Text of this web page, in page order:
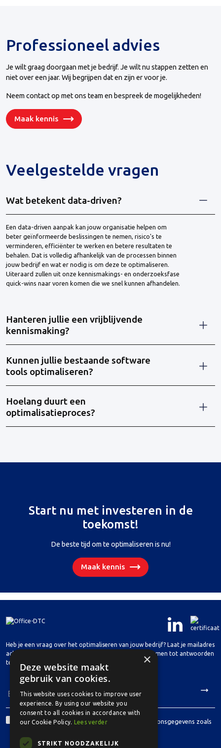
Professioneel advies
Je wilt graag doorgaan met je bedrijf. Je wilt nu stappen zetten en
niet over een jaar. Wij begrijpen dat en zijn er voor je.
Neem contact op met ons team en bespreek de mogelijkheden!
Maak kennis
Veelgestelde vragen
Wat betekent data-driven?
Een data-driven aanpak kan jouw organisatie helpen om
beter geïnformeerde beslissingen te nemen, risico's te
verminderen, efficiënter te werken en betere resultaten te
behalen. Dat is volledig afhankelijk van de processen binnen
jouw bedrijf en wat er nodig is om deze te optimaliseren.
Uiteraard zullen uit onze kennismakings- en onderzoeksfase
quick-wins naar voren komen die we snel kunnen afhandelen.
Hanteren jullie een vrijblijvende
kennismaking?
Kunnen jullie bestaande software
tools optimaliseren?
Hoelang duurt een
optimalisatieproces?
Start nu met investeren in de
toekomst!
De beste tijd om te optimaliseren is nu!
Maak kennis
Heb je een vraag over het optimaliseren van jouw bedrijf? Laat je mailadres
achter en we nemen spoedig contact met je op om samen tot antwoorden
te komen.
Toestemming
Ik ga akkoord met de verwerking van mijn persoonsgegevens zoals
×
Deze website maakt
gebruik van cookies.
This website uses cookies to improve user
experience. By using our website you
consent to all cookies in accordance with
our Cookie Policy. Lees verder
STRIKT NOODZAKELIJK